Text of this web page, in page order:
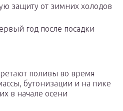
защиту от зимних холодов
год после посадки
поливы во время
бутонизации и на пике
в начале осени